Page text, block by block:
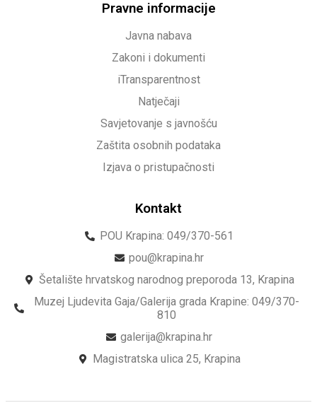
Pravne informacije
Javna nabava
Zakoni i dokumenti
iTransparentnost
Natječaji
Savjetovanje s javnošću
Zaštita osobnih podataka
Izjava o pristupačnosti
Kontakt
POU Krapina: 049/370-561
pou@krapina.hr
Šetalište hrvatskog narodnog preporoda 13, Krapina
Muzej Ljudevita Gaja/Galerija grada Krapine: 049/370-
810
galerija@krapina.hr
Magistratska ulica 25, Krapina